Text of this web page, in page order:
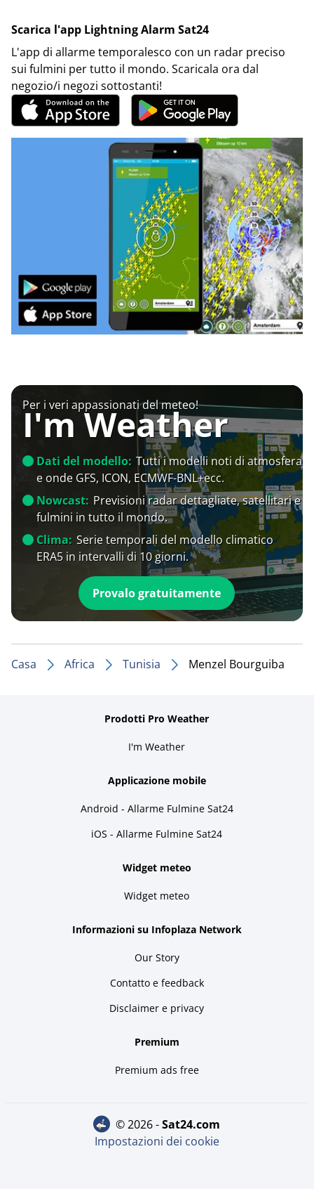
Scarica l'app Lightning Alarm Sat24
L'app di allarme temporalesco con un radar preciso
sui fulmini per tutto il mondo. Scaricala ora dal
negozio/i negozi sottostanti!
Per i veri appassionati del meteo!
I'm Weather
Dati del modello: Tutti i modelli noti di atmosfera
e onde GFS, ICON, ECMWF-BNL+ecc.
Nowcast: Previsioni radar dettagliate, satellitari e
fulmini in tutto il mondo.
Clima: Serie temporali del modello climatico
ERA5 in intervalli di 10 giorni.
Provalo gratuitamente
Casa Africa Tunisia Menzel Bourguiba
Prodotti Pro Weather
I'm Weather
Applicazione mobile
Android - Allarme Fulmine Sat24
iOS - Allarme Fulmine Sat24
Widget meteo
Widget meteo
Informazioni su Infoplaza Network
Our Story
Contatto e feedback
Disclaimer e privacy
Premium
Premium ads free
© 2026 - sat24.com
Impostazioni dei cookie